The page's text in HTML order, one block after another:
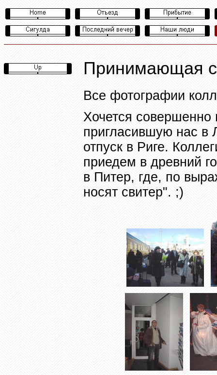
Принимающая
Все фотографии
Хочется совершенно
пригласившую нас
отпуск в Риге.
приедем в древний
в Питер, где, по
носят свитер". ;)